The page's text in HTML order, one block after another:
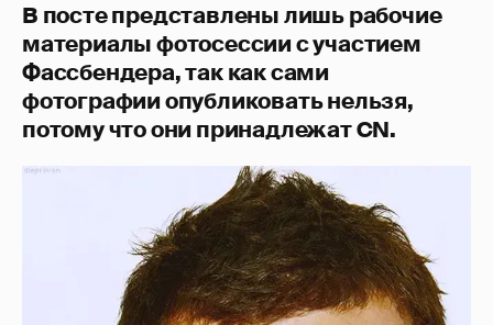
В посте представлены лишь рабочие
материалы фотосессии с участием
Фассбендера, так как сами
фотографии опубликовать нельзя,
потому что они принадлежат CN.